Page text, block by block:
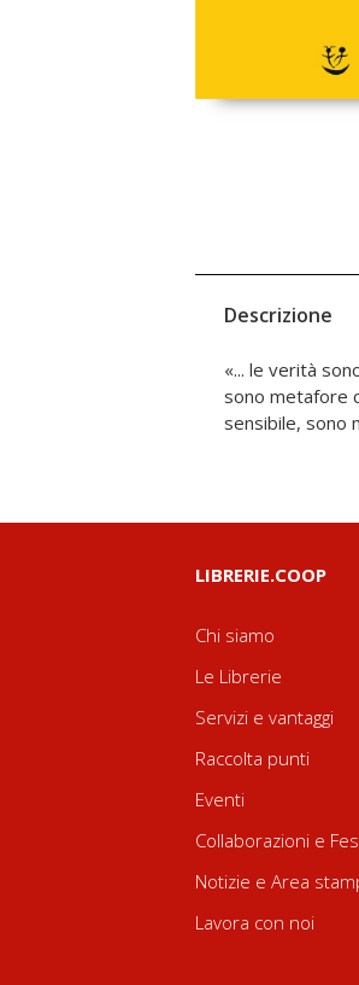
Descrizione
«... le verità
sono metafore
sensibile, sono
vengono prese
LIBRERIE.COOP
Chi siamo
Le Librerie
Servizi e vantaggi
Raccolta punti
Eventi
Collaborazioni e
Notizie e Area
Lavora con noi